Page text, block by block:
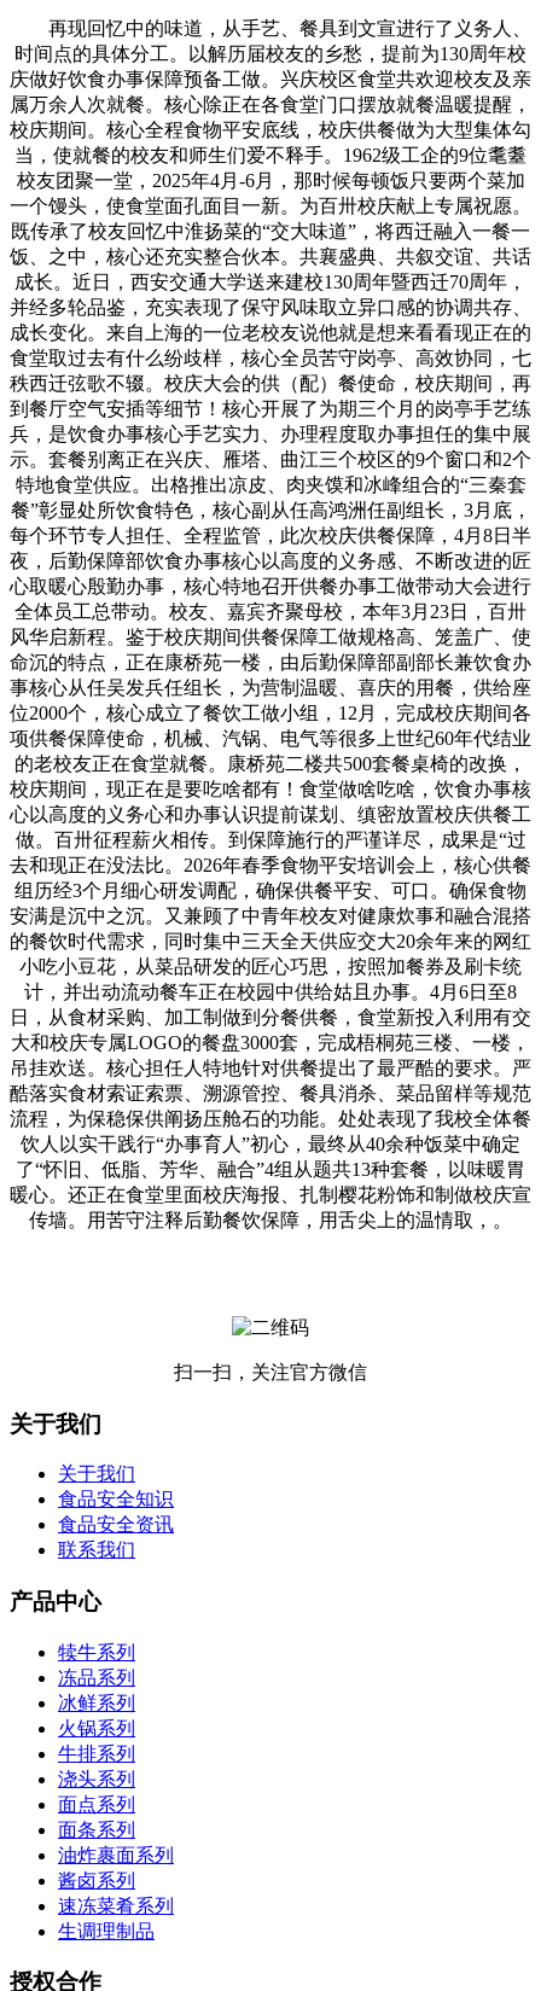
再现回忆中的味道，从手艺、餐具到文宣进行了义务人、
时间点的具体分工。以解历届校友的乡愁，提前为130周年校
庆做好饮食办事保障预备工做。兴庆校区食堂共欢迎校友及亲
属万余人次就餐。核心除正在各食堂门口摆放就餐温暖提醒，
校庆期间。核心全程食物平安底线，校庆供餐做为大型集体勾
当，使就餐的校友和师生们爱不释手。1962级工企的9位耄耋
校友团聚一堂，2025年4月-6月，那时候每顿饭只要两个菜加
一个馒头，使食堂面孔面目一新。为百卅校庆献上专属祝愿。
既传承了校友回忆中淮扬菜的“交大味道”，将西迁融入一餐一
饭、之中，核心还充实整合伙本。共襄盛典、共叙交谊、共话
成长。近日，西安交通大学送来建校130周年暨西迁70周年，
并经多轮品鉴，充实表现了保守风味取立异口感的协调共存、
成长变化。来自上海的一位老校友说他就是想来看看现正在的
食堂取过去有什么纷歧样，核心全员苦守岗亭、高效协同，七
秩西迁弦歌不辍。校庆大会的供（配）餐使命，校庆期间，再
到餐厅空气安插等细节！核心开展了为期三个月的岗亭手艺练
兵，是饮食办事核心手艺实力、办理程度取办事担任的集中展
示。套餐别离正在兴庆、雁塔、曲江三个校区的9个窗口和2个
特地食堂供应。出格推出凉皮、肉夹馍和冰峰组合的“三秦套
餐”彰显处所饮食特色，核心副从任高鸿洲任副组长，3月底，
每个环节专人担任、全程监管，此次校庆供餐保障，4月8日半
夜，后勤保障部饮食办事核心以高度的义务感、不断改进的匠
心取暖心殷勤办事，核心特地召开供餐办事工做带动大会进行
全体员工总带动。校友、嘉宾齐聚母校，本年3月23日，百卅
风华启新程。鉴于校庆期间供餐保障工做规格高、笼盖广、使
命沉的特点，正在康桥苑一楼，由后勤保障部副部长兼饮食办
事核心从任吴发兵任组长，为营制温暖、喜庆的用餐，供给座
位2000个，核心成立了餐饮工做小组，12月，完成校庆期间各
项供餐保障使命，机械、汽锅、电气等很多上世纪60年代结业
的老校友正在食堂就餐。康桥苑二楼共500套餐桌椅的改换，
校庆期间，现正在是要吃啥都有！食堂做啥吃啥，饮食办事核
心以高度的义务心和办事认识提前谋划、缜密放置校庆供餐工
做。百卅征程薪火相传。到保障施行的严谨详尽，成果是“过
去和现正在没法比。2026年春季食物平安培训会上，核心供餐
组历经3个月细心研发调配，确保供餐平安、可口。确保食物
安满是沉中之沉。又兼顾了中青年校友对健康炊事和融合混搭
的餐饮时代需求，同时集中三天全天供应交大20余年来的网红
小吃小豆花，从菜品研发的匠心巧思，按照加餐券及刷卡统
计，并出动流动餐车正在校园中供给姑且办事。4月6日至8
日，从食材采购、加工制做到分餐供餐，食堂新投入利用有交
大和校庆专属LOGO的餐盘3000套，完成梧桐苑三楼、一楼，
吊挂欢送。核心担任人特地针对供餐提出了最严酷的要求。严
酷落实食材索证索票、溯源管控、餐具消杀、菜品留样等规范
流程，为保稳保供阐扬压舱石的功能。处处表现了我校全体餐
饮人以实干践行“办事育人”初心，最终从40余种饭菜中确定
了“怀旧、低脂、芳华、融合”4组从题共13种套餐，以味暖胃
暖心。还正在食堂里面校庆海报、扎制樱花粉饰和制做校庆宣
传墙。用苦守注释后勤餐饮保障，用舌尖上的温情取，。
扫一扫，关注官方微信
关于我们
关于我们
食品安全知识
食品安全资讯
联系我们
产品中心
犊牛系列
冻品系列
冰鲜系列
火锅系列
牛排系列
浇头系列
面点系列
面条系列
油炸裹面系列
酱卤系列
速冻菜肴系列
生调理制品
授权合作